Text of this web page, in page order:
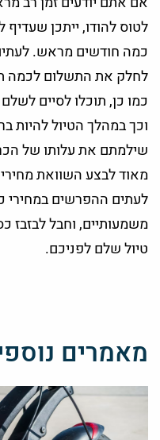
לטוס להודו, ייתכן
כמה חודשים מראש.
לחלק את התשלום לכמה
כמו כן, תוכלו לסיים
וכך במהלך הטיול להיות
שילמתם את עלותו של
מאוד לבצע השוואת
לעתים ההפרשים במחירי
משמעותיים, וחבל לבזבז
טיול שלם לפניכם.
מאמרים